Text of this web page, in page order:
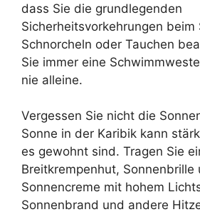
dass Sie die grundlegenden
Sicherheitsvorkehrungen beim
Schnorcheln oder Tauchen
Sie immer eine
nie alleine.
Vergessen Sie nicht die
Sonne in der Karibik kann
es gewohnt sind. Tragen Sie
Breitkrempenhut, Sonnenbrille
Sonnencreme mit hohem
Sonnenbrand und andere